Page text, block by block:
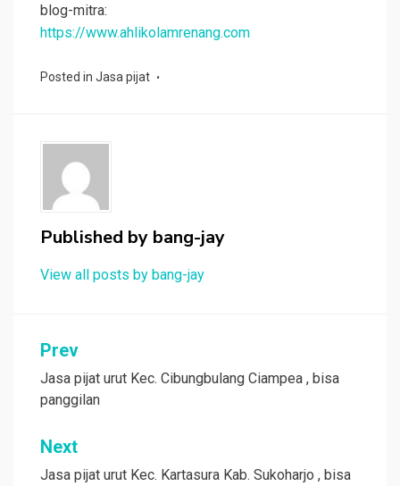
blog-mitra:
https://www.ahlikolamrenang.com
Posted in Jasa pijat
Published by bang-jay
View all posts by bang-jay
Post
navigation
Prev
Jasa pijat urut Kec. Cibungbulang Ciampea , bisa
panggilan
Next
Jasa pijat urut Kec. Kartasura Kab. Sukoharjo , bisa